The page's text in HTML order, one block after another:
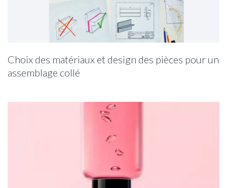
Colles, résines et silicones
Systèmes de dosage
Systèmes de vidange
Lampes UV
Consommables et accessoires
Choix des matériaux et design des pièces pour un
assemblage collé